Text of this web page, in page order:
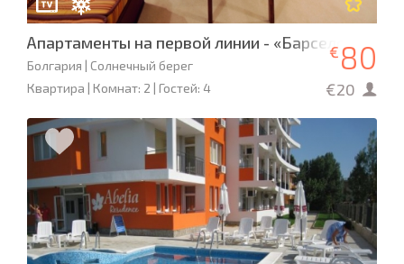
Апартаменты на первой линии - «Барсело Роял
Болгария | Солнечный берег
Квартира | Комнат: 2 | Гостей: 4
€ 80
€20